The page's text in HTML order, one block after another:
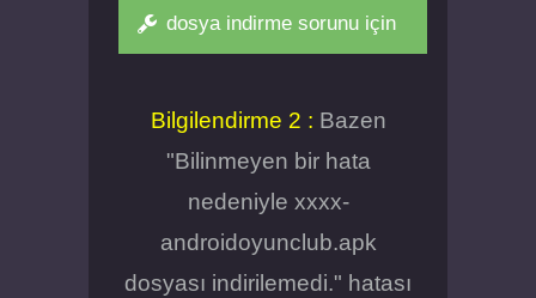
dosya indirme sorunu için
Bilgilendirme 2 : Bazen
"Bilinmeyen bir hata
nedeniyle xxxx-
androidoyunclub.apk
dosyası indirilemedi." hatası